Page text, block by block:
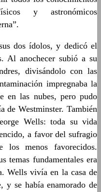
y astronómicos
dos ídolos, y dedicó el
Al anochecer subió a su
divisándolo con las
impregnaba la
en las nubes, pero pudo
de Westminster. También
Wells: toda su vida
a favor del sufragio
los menos favorecidos.
temas fundamentales era
Wells vivía en la casa de
y se había enamorado de